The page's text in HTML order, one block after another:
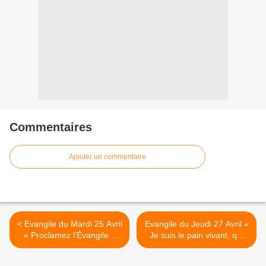
Commentaires
Ajouter un commentaire
< Evangile du Mardi 25 Avril
« Proclamez l’Évangile à
toute la création » (Mc 16,
Evangile du Jeudi 27 Avril «
Je suis le pain vivant, qui
est descendu du ciel » (Jn